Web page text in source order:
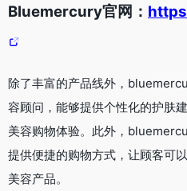
Bluemercury官网：
除了丰富的产品线外，
容顾问，能够提供个性化的护肤
美容购物体验。此外，
提供便捷的购物方式，让顾客可
美容产品。